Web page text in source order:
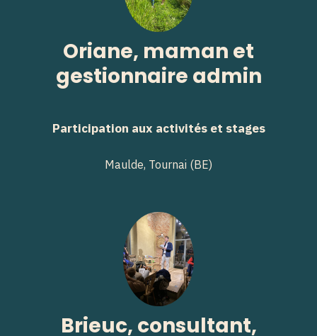
Oriane, maman et
gestionnaire admin
Participation aux activités et stages
Maulde, Tournai (BE)
Brieuc, consultant,